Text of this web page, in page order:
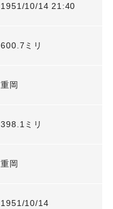
1951/10/14 21:40
600.7ミリ
重岡
398.1ミリ
重岡
1951/10/14